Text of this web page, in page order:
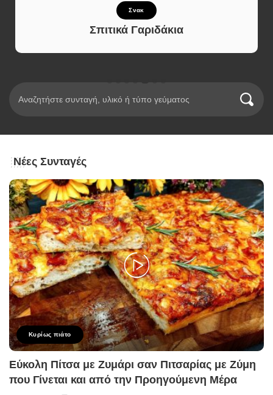
Σνακ
Σπιτικά Γαριδάκια
Νέες Συνταγές
Κυρίως πιάτο
Εύκολη Πίτσα με Ζυμάρι σαν Πιτσαρίας με Ζύμη
που Γίνεται και από την Προηγούμενη Μέρα